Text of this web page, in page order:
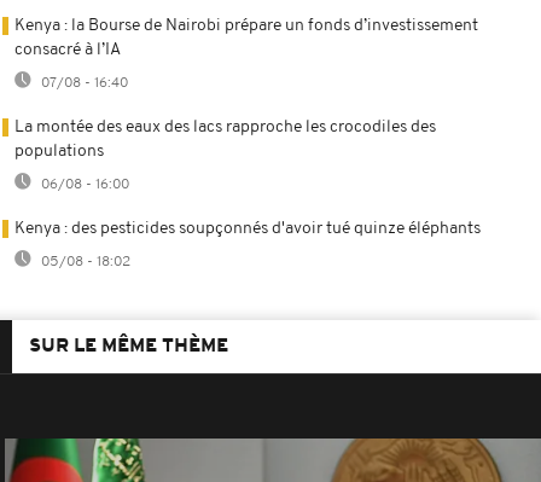
Kenya : la Bourse de Nairobi prépare un fonds d’investissement
consacré à l’IA
07/08 - 16:40
La montée des eaux des lacs rapproche les crocodiles des
populations
06/08 - 16:00
Kenya : des pesticides soupçonnés d'avoir tué quinze éléphants
05/08 - 18:02
SUR LE MÊME THÈME